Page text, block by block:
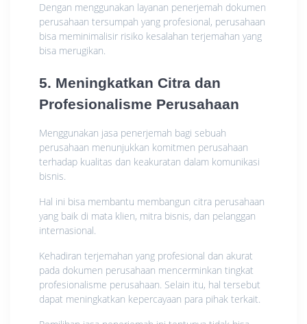
Dengan menggunakan layanan penerjemah dokumen
perusahaan tersumpah yang profesional, perusahaan
bisa meminimalisir risiko kesalahan terjemahan yang
bisa merugikan.
5. Meningkatkan Citra dan
Profesionalisme Perusahaan
Menggunakan jasa penerjemah bagi sebuah
perusahaan menunjukkan komitmen perusahaan
terhadap kualitas dan keakuratan dalam komunikasi
bisnis.
Hal ini bisa membantu membangun citra perusahaan
yang baik di mata klien, mitra bisnis, dan pelanggan
internasional.
Kehadiran terjemahan yang profesional dan akurat
pada dokumen perusahaan mencerminkan tingkat
profesionalisme perusahaan. Selain itu, hal tersebut
dapat meningkatkan kepercayaan para pihak terkait.